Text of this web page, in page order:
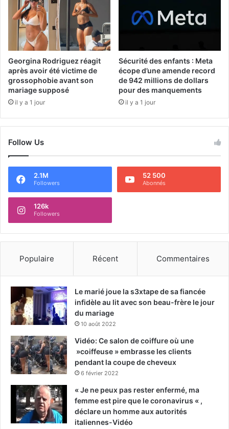
Georgina Rodriguez réagit
après avoir été victime de
grossophobie avant son
mariage supposé
il y a 1 jour
Sécurité des enfants : Meta
écope d’une amende record
de 942 millions de dollars
pour des manquements
il y a 1 jour
Follow Us
2.1M
Followers
52 500
Abonnés
126k
Followers
Populaire Récent Commentaires
Le marié joue la s3xtape de sa fiancée
infidèle au lit avec son beau-frère le jour
du mariage
10 août 2022
Vidéo: Ce salon de coiffure où une
»coiffeuse » embrasse les clients
pendant la coupe de cheveux
6 février 2022
« Je ne peux pas rester enfermé, ma
femme est pire que le coronavirus « ,
déclare un homme aux autorités
italiennes-Vidéo